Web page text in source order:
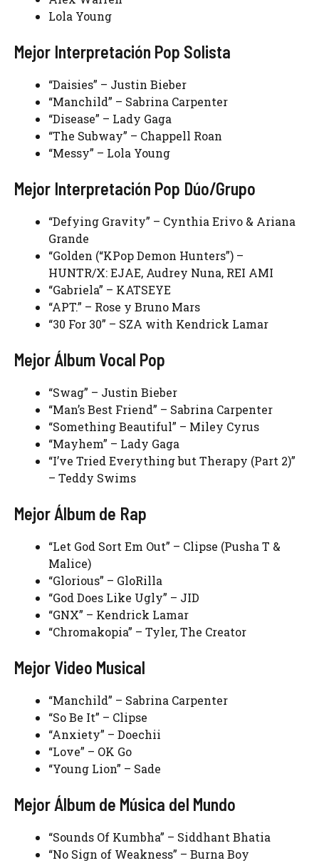
Lola Young
Mejor Interpretación Pop Solista
“Daisies” – Justin Bieber
“Manchild” – Sabrina Carpenter
“Disease” – Lady Gaga
“The Subway” – Chappell Roan
“Messy” – Lola Young
Mejor Interpretación Pop Dúo/Grupo
“Defying Gravity” – Cynthia Erivo & Ariana
Grande
“Golden (“KPop Demon Hunters”) –
HUNTR/X: EJAE, Audrey Nuna, REI AMI
“Gabriela” – KATSEYE
“APT.” – Rose y Bruno Mars
“30 For 30” – SZA with Kendrick Lamar
Mejor Álbum Vocal Pop
“Swag” – Justin Bieber
“Man’s Best Friend” – Sabrina Carpenter
“Something Beautiful” – Miley Cyrus
“Mayhem” – Lady Gaga
“I’ve Tried Everything but Therapy (Part 2)”
– Teddy Swims
Mejor Álbum de Rap
“Let God Sort Em Out” – Clipse (Pusha T &
Malice)
“Glorious” – GloRilla
“God Does Like Ugly” – JID
“GNX” – Kendrick Lamar
“Chromakopia” – Tyler, The Creator
Mejor Video Musical
“Manchild” – Sabrina Carpenter
“So Be It” – Clipse
“Anxiety” – Doechii
“Love” – OK Go
“Young Lion” – Sade
Mejor Álbum de Música del Mundo
“Sounds Of Kumbha” – Siddhant Bhatia
“No Sign of Weakness” – Burna Boy